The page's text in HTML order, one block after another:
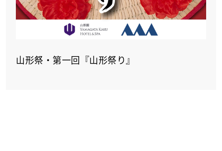
山形祭‧第一回『山形祭り』